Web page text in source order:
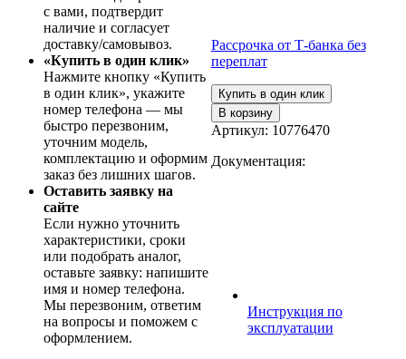
Рассрочка от Т-банка без
переплат
Купить в один клик
В корзину
Артикул: 10776470
Документация:
Инструкция по
эксплуатации
с вами, подтвердит
наличие и согласует
доставку/самовывоз.
«Купить в один клик»
Нажмите кнопку «Купить
в один клик», укажите
номер телефона — мы
быстро перезвоним,
уточним модель,
комплектацию и оформим
заказ без лишних шагов.
Оставить заявку на
сайте
Если нужно уточнить
характеристики, сроки
или подобрать аналог,
оставьте заявку: напишите
имя и номер телефона.
Мы перезвоним, ответим
на вопросы и поможем с
оформлением.